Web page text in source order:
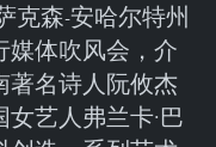
克森-安哈尔特州
媒体吹风会，介
著名诗人阮攸杰
艺人弗兰卡·巴